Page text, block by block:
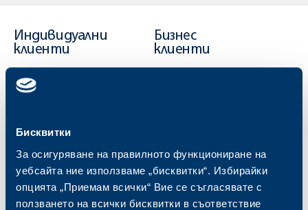
Бисквитки
За осигуряване на правилното функциониране на
уебсайта ние използваме „бисквитки“. Избирайки
опцията „Приемам всички“ Вие се съгласявате с
ползването на всички бисквитки в съответствие
Индивидуални
клиенти
Карти
Спестявания и инвестиции
Застраховки
Актуализация на клиентски данни
Бизнес
клиенти
и попечителски услуги
Факторинг
Кредити за собственици на фирми
Финансови институции и суверени